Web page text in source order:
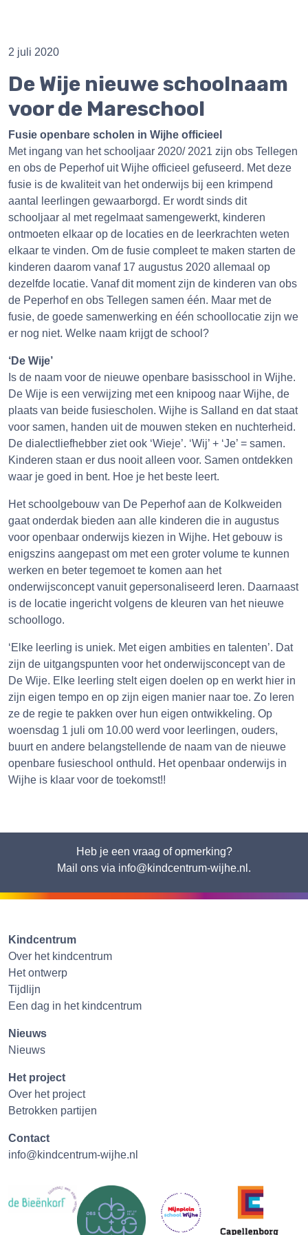
2 juli 2020
De Wije nieuwe schoolnaam
voor de Mareschool
Fusie openbare scholen in Wijhe officieel
Met ingang van het schooljaar 2020/ 2021 zijn obs Tellegen
en obs de Peperhof uit Wijhe officieel gefuseerd. Met deze
fusie is de kwaliteit van het onderwijs bij een krimpend
aantal leerlingen gewaarborgd. Er wordt sinds dit
schooljaar al met regelmaat samengewerkt, kinderen
ontmoeten elkaar op de locaties en de leerkrachten weten
elkaar te vinden. Om de fusie compleet te maken starten de
kinderen daarom vanaf 17 augustus 2020 allemaal op
dezelfde locatie. Vanaf dit moment zijn de kinderen van obs
de Peperhof en obs Tellegen samen één. Maar met de
fusie, de goede samenwerking en één schoollocatie zijn we
er nog niet. Welke naam krijgt de school?
‘De Wije’
Is de naam voor de nieuwe openbare basisschool in Wijhe.
De Wije is een verwijzing met een knipoog naar Wijhe, de
plaats van beide fusiescholen. Wijhe is Salland en dat staat
voor samen, handen uit de mouwen steken en nuchterheid.
De dialectliefhebber ziet ook ‘Wieje’. ‘Wij’ + ‘Je’ = samen.
Kinderen staan er dus nooit alleen voor. Samen ontdekken
waar je goed in bent. Hoe je het beste leert.
Het schoolgebouw van De Peperhof aan de Kolkweiden
gaat onderdak bieden aan alle kinderen die in augustus
voor openbaar onderwijs kiezen in Wijhe. Het gebouw is
enigszins aangepast om met een groter volume te kunnen
werken en beter tegemoet te komen aan het
onderwijsconcept vanuit gepersonaliseerd leren. Daarnaast
is de locatie ingericht volgens de kleuren van het nieuwe
schoollogo.
‘Elke leerling is uniek. Met eigen ambities en talenten’. Dat
zijn de uitgangspunten voor het onderwijsconcept van de
De Wije. Elke leerling stelt eigen doelen op en werkt hier in
zijn eigen tempo en op zijn eigen manier naar toe. Zo leren
ze de regie te pakken over hun eigen ontwikkeling. Op
woensdag 1 juli om 10.00 werd voor leerlingen, ouders,
buurt en andere belangstellende de naam van de nieuwe
openbare fusieschool onthuld. Het openbaar onderwijs in
Wijhe is klaar voor de toekomst!!
Heb je een vraag of opmerking?
Mail ons via info@kindcentrum-wijhe.nl.
Kindcentrum
Over het kindcentrum
Het ontwerp
Tijdlijn
Een dag in het kindcentrum
Nieuws
Nieuws
Het project
Over het project
Betrokken partijen
Contact
info@kindcentrum-wijhe.nl